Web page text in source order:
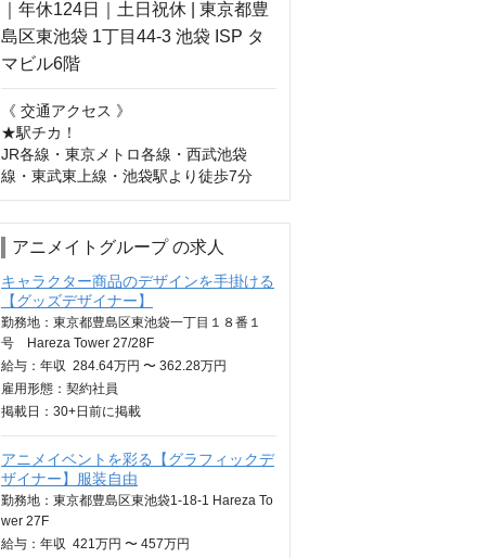
《 交通アクセス 》
★駅チカ！
JR各線・東京メトロ各線・西武池袋
線・東武東上線・池袋駅より徒歩7分
アニメイトグループ の求人
キャラクター商品のデザインを手掛ける
【グッズデザイナー】
勤務地：東京都豊島区東池袋一丁目１８番１
号 Hareza Tower 27/28F
給与： 年収 284.64万円 〜 362.28万円
雇用形態：契約社員
掲載日： 30+日 前に掲載
アニメイベントを彩る【グラフィックデ
ザイナー】服装自由
勤務地：東京都豊島区東池袋1-18-1 Hareza To
wer 27F
給与： 年収 421万円 〜 457万円